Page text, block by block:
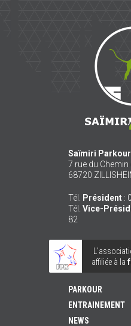
Saïmiri Parkour
7 rue du Chemin
68720
Tél. Président :
Tél. Vice-
82
affiliée à la
PARKOUR
ENTRAINEMENT
NEWS